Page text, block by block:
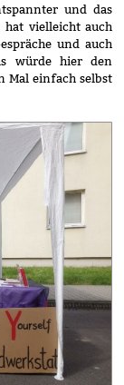
und das
hat vielleicht auch
und auch
würde hier den
Mal einfach selbst